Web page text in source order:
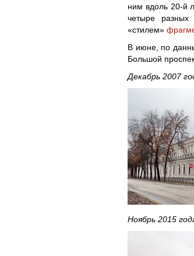
ним вдоль 20-й
четыре
«стилем»
В июне, по
Большой
Декабрь 2007
Ноябрь 2015